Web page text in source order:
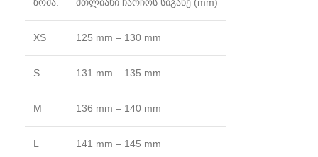
ზომა: მთლიანი ჩარჩოს სიგანე (mm)
XS 125 mm – 130 mm
S 131 mm – 135 mm
M 136 mm – 140 mm
L 141 mm – 145 mm